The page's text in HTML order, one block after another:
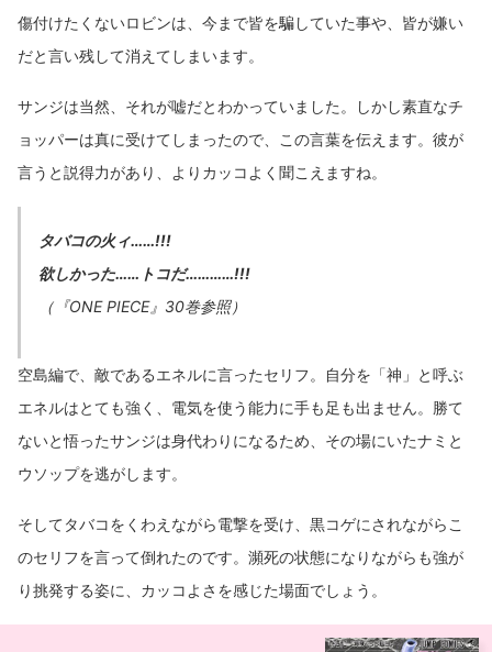
傷付けたくないロビンは、今まで皆を騙していた事や、皆が嫌い
だと言い残して消えてしまいます。
サンジは当然、それが嘘だとわかっていました。しかし素直なチ
ョッパーは真に受けてしまったので、この言葉を伝えます。彼が
言うと説得力があり、よりカッコよく聞こえますね。
タバコの火ィ……!!!
欲しかった……トコだ…………!!!
（『ONE PIECE』30巻参照）
空島編で、敵であるエネルに言ったセリフ。自分を「神」と呼ぶ
エネルはとても強く、電気を使う能力に手も足も出ません。勝て
ないと悟ったサンジは身代わりになるため、その場にいたナミと
ウソップを逃がします。
そしてタバコをくわえながら電撃を受け、黒コゲにされながらこ
のセリフを言って倒れたのです。瀕死の状態になりながらも強が
り挑発する姿に、カッコよさを感じた場面でしょう。